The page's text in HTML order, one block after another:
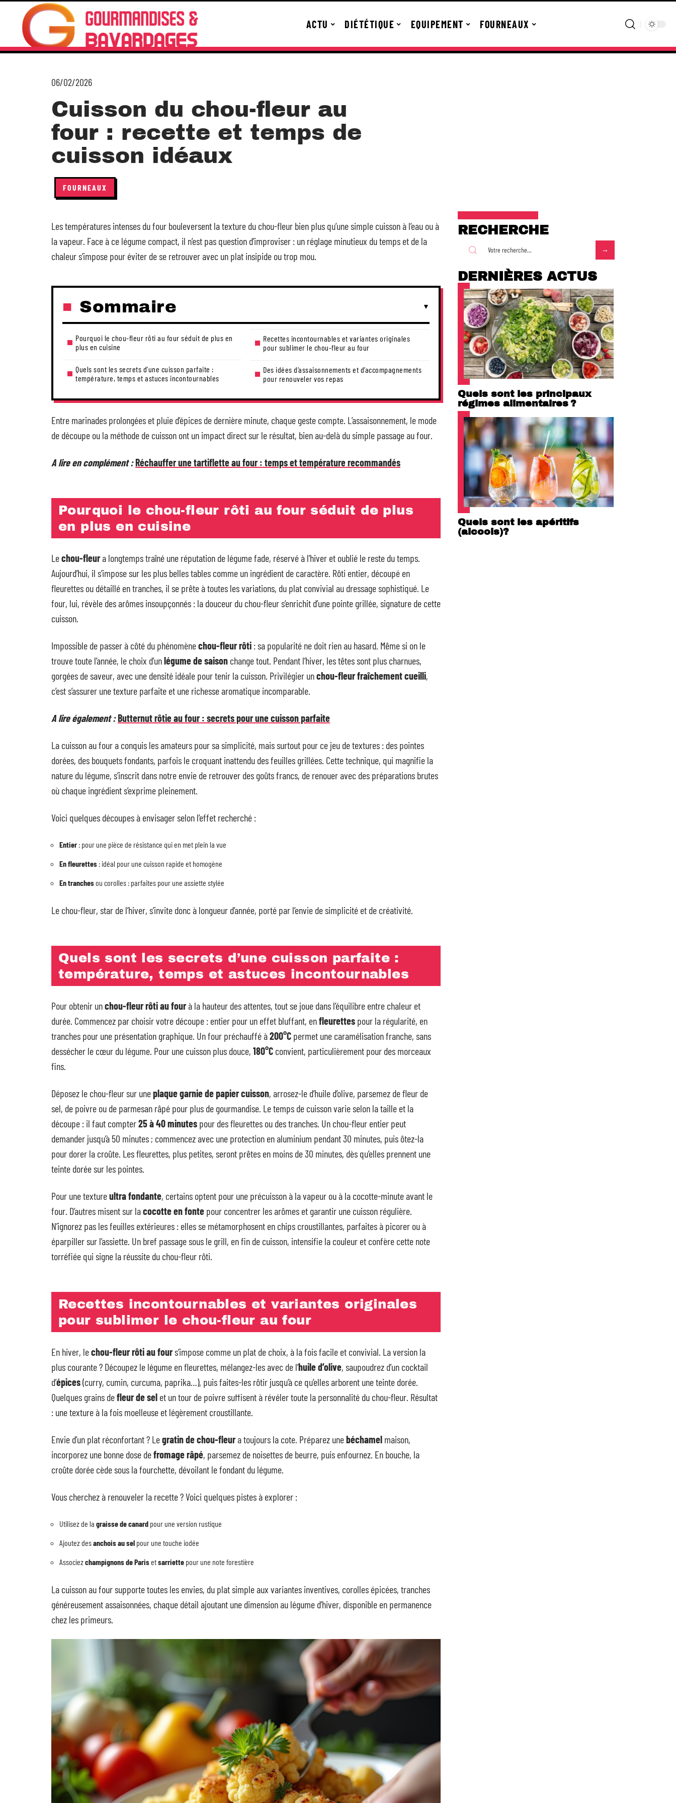
ACTU DIÉTÉTIQUE EQUIPEMENT FOURNEAUX
06/02/2026
Cuisson du chou-fleur au
four : recette et temps de
cuisson idéaux
FOURNEAUX
Les températures intenses du four bouleversent la texture du chou-fleur bien plus qu’une simple cuisson à l’eau ou à
la vapeur. Face à ce légume compact, il n’est pas question d’improviser : un réglage minutieux du temps et de la
chaleur s’impose pour éviter de se retrouver avec un plat insipide ou trop mou.
Sommaire
Pourquoi le chou-fleur rôti au four séduit de plus en
plus en cuisine
Quels sont les secrets d’une cuisson parfaite :
température, temps et astuces incontournables
Recettes incontournables et variantes originales
pour sublimer le chou-fleur au four
Des idées d’assaisonnements et d’accompagnements
pour renouveler vos repas
Entre marinades prolongées et pluie d’épices de dernière minute, chaque geste compte. L’assaisonnement, le mode
de découpe ou la méthode de cuisson ont un impact direct sur le résultat, bien au-delà du simple passage au four.
A lire en complément :Réchauffer une tartiflette au four : temps et température recommandés
Pourquoi le chou-fleur rôti au four séduit de plus
en plus en cuisine
Lechou-fleura longtemps traîné une réputation de légume fade, réservé à l’hiver et oublié le reste du temps.
Aujourd’hui, il s’impose sur les plus belles tables comme un ingrédient de caractère. Rôti entier, découpé en
fleurettes ou détaillé en tranches, il se prête à toutes les variations, du plat convivial au dressage sophistiqué. Le
four, lui, révèle des arômes insoupçonnés : la douceur du chou-fleur s’enrichit d’une pointe grillée, signature de cette
cuisson.
Impossible de passer à côté du phénomènechou-fleur rôti : sa popularité ne doit rien au hasard. Même si on le
trouve toute l’année, le choix d’unlégume de saison change tout. Pendant l’hiver, les têtes sont plus charnues,
gorgées de saveur, avec une densité idéale pour tenir la cuisson. Privilégier unchou-fleur fraîchement cueilli,
c’est s’assurer une texture parfaite et une richesse aromatique incomparable.
A lire également :Butternut rôtie au four : secrets pour une cuisson parfaite
La cuisson au four a conquis les amateurs pour sa simplicité, mais surtout pour ce jeu de textures : des pointes
dorées, des bouquets fondants, parfois le croquant inattendu des feuilles grillées. Cette technique, qui magnifie la
nature du légume, s’inscrit dans notre envie de retrouver des goûts francs, de renouer avec des préparations brutes
où chaque ingrédient s’exprime pleinement.
Voici quelques découpes à envisager selon l’effet recherché :
Entier : pour une pièce de résistance qui en met plein la vue
En fleurettes : idéal pour une cuisson rapide et homogène
En tranchesou corolles : parfaites pour une assiette stylée
Le chou-fleur, star de l’hiver, s’invite donc à longueur d’année, porté par l’envie de simplicité et de créativité.
Quels sont les secrets d’une cuisson parfaite :
température, temps et astuces incontournables
Pour obtenir unchou-fleur rôti au fourà la hauteur des attentes, tout se joue dans l’équilibre entre chaleur et
durée. Commencez par choisir votre découpe : entier pour un effet bluffant, enfleurettes pour la régularité, en
tranches pour une présentation graphique. Un four préchauffé à200°C permet une caramélisation franche, sans
dessécher le cœur du légume. Pour une cuisson plus douce, 180°C convient, particulièrement pour des morceaux
fins.
Déposez le chou-fleur sur uneplaque garnie de papier cuisson, arrosez-le d’huile d’olive, parsemez de fleur de
sel, de poivre ou de parmesan râpé pour plus de gourmandise. Le temps de cuisson varie selon la taille et la
découpe : il faut compter25 à 40 minutes pour des fleurettes ou des tranches. Un chou-fleur entier peut
demander jusqu’à 50 minutes ; commencez avec une protection en aluminium pendant 30 minutes, puis ôtez-la
pour dorer la croûte. Les fleurettes, plus petites, seront prêtes en moins de 30 minutes, dès qu’elles prennent une
teinte dorée sur les pointes.
Pour une textureultra fondante, certains optent pour une précuisson à la vapeur ou à la cocotte-minute avant le
four. D’autres misent sur lacocotte en fonte pour concentrer les arômes et garantir une cuisson régulière.
N’ignorez pas les feuilles extérieures : elles se métamorphosent en chips croustillantes, parfaites à picorer ou à
éparpiller sur l’assiette. Un bref passage sous le grill, en fin de cuisson, intensifie la couleur et confère cette note
torréfiée qui signe la réussite du chou-fleur rôti.
Recettes incontournables et variantes originales
pour sublimer le chou-fleur au four
En hiver, lechou-fleur rôti au fours’impose comme un plat de choix, à la fois facile et convivial. La version la
plus courante ? Découpez le légume en fleurettes, mélangez-les avec de l’huile d’olive, saupoudrez d’un cocktail
d’épices(curry, cumin, curcuma, paprika…), puis faites-les rôtir jusqu’à ce qu’elles arborent une teinte dorée.
Quelques grains defleur de sel et un tour de poivre suffisent à révéler toute la personnalité du chou-fleur. Résultat
: une texture à la fois moelleuse et légèrement croustillante.
Envie d’un plat réconfortant ? Legratin de chou-fleura toujours la cote. Préparez unebéchamel maison,
incorporez une bonne dose defromage râpé, parsemez de noisettes de beurre, puis enfournez. En bouche, la
croûte dorée cède sous la fourchette, dévoilant le fondant du légume.
Vous cherchez à renouveler la recette ? Voici quelques pistes à explorer :
Utilisez de la graisse de canard pour une version rustique
Ajoutez desanchois au sel pour une touche iodée
Associezchampignons de Parisetsarriette pour une note forestière
La cuisson au four supporte toutes les envies, du plat simple aux variantes inventives, corolles épicées, tranches
généreusement assaisonnées, chaque détail ajoutant une dimension au légume d’hiver, disponible en permanence
chez les primeurs.
RECHERCHE
DERNIÈRES ACTUS
Quels sont les principaux
régimes alimentaires ?
Quels sont les apéritifs
(alcools)?